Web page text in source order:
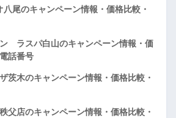
尾のキャンペーン情報・価格比較・
ラスパ白山のキャンペーン情報・価
話番号
木のキャンペーン情報・価格比較・
店のキャンペーン情報・価格比較・